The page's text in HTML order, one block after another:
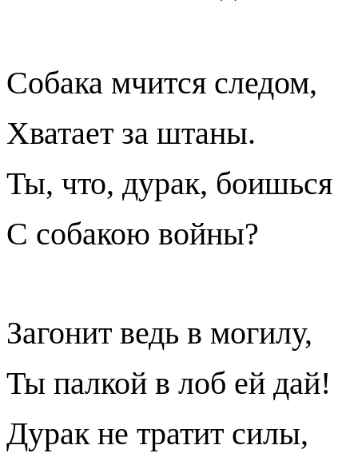
Собака мчится следом,
Хватает за штаны.
Ты, что, дурак, боишься
С собакою войны?
Загонит ведь в могилу,
Ты палкой в лоб ей дай!
Дурак не тратит силы,